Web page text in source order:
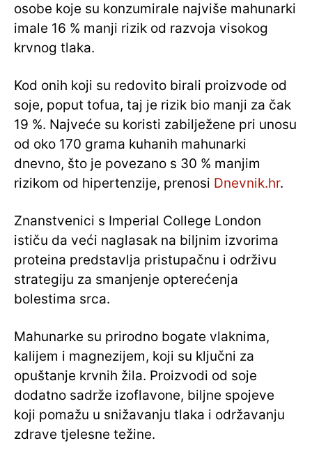
osobe koje su konzumirale najviše mahunarki
imale 16 % manji rizik od razvoja visokog
krvnog tlaka.
Kod onih koji su redovito birali proizvode od
soje, poput tofua, taj je rizik bio manji za čak
19 %. Najveće su koristi zabilježene pri unosu
od oko 170 grama kuhanih mahunarki
dnevno, što je povezano s 30 % manjim
rizikom od hipertenzije, prenosi Dnevnik.hr.
Znanstvenici s Imperial College London
ističu da veći naglasak na biljnim izvorima
proteina predstavlja pristupačnu i održivu
strategiju za smanjenje opterećenja
bolestima srca.
Mahunarke su prirodno bogate vlaknima,
kalijem i magnezijem, koji su ključni za
opuštanje krvnih žila. Proizvodi od soje
dodatno sadrže izoflavone, biljne spojeve
koji pomažu u snižavanju tlaka i održavanju
zdrave tjelesne težine.